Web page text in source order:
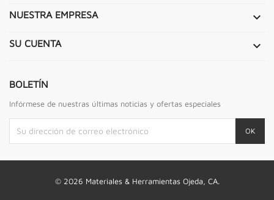
NUESTRA EMPRESA 
SU CUENTA 
BOLETÍN
Infórmese de nuestras últimas noticias y ofertas especiales
© 2026 Materiales & Herramientas Ojeda, CA.